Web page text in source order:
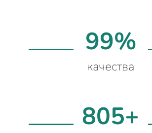
99%
качества
805+